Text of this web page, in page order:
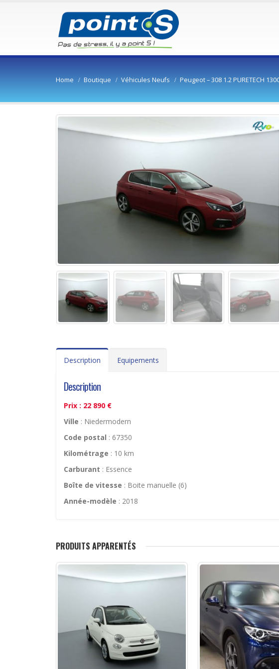
Home Boutique Véhicules Neufs Peugeot – 308 1.2 PURETECH
Description Equipements
Description
Prix : 22 890 €
Ville : Niedermodern
Code postal : 67350
Kilométrage : 10 km
Carburant : Essence
Boîte de vitesse : Boite manuelle (6)
Année-modèle : 2018
PRODUITS APPARENTÉS